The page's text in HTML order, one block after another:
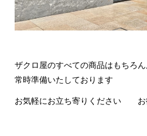
ザクロ屋のすべての商品はもちろ
常時準備いたしております
お気軽にお立ち寄りください